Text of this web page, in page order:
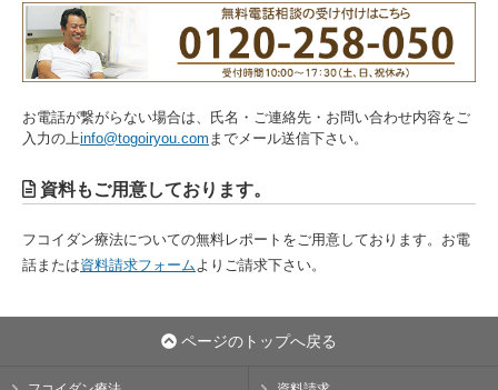
お電話が繋がらない場合は、氏名・ご連絡先・お問い合わせ内容をご
入力の上info@togoiryou.com までメール送信下さい。
資料もご用意しております。
フコイダン療法についての無料レポートをご用意しております。お電
話または資料請求フォームよりご請求下さい。
ページのトップへ戻る